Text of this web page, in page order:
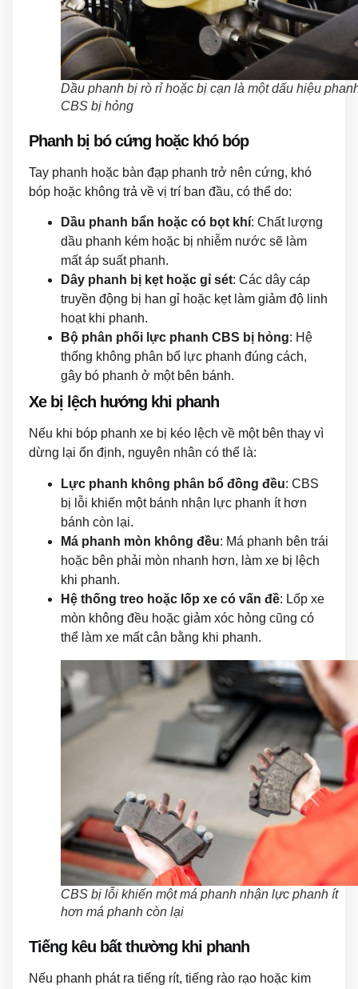
Dầu phanh bị rò rỉ hoặc bị cạn là một dấu hiệu
CBS bị hỏng
Phanh bị bó cứng hoặc khó bóp
Tay phanh hoặc bàn đạp phanh trở nên cứng, khó
bóp hoặc không trả về vị trí ban đầu, có thể do:
Dầu phanh bẩn hoặc có bọt khí: Chất lượng
dầu phanh kém hoặc bị nhiễm nước sẽ làm
mất áp suất phanh.
Dây phanh bị kẹt hoặc gỉ sét: Các dây cáp
truyền động bị han gỉ hoặc kẹt làm giảm độ linh
hoạt khi phanh.
Bộ phân phối lực phanh CBS bị hỏng: Hệ
thống không phân bổ lực phanh đúng cách,
gây bó phanh ở một bên bánh.
Xe bị lệch hướng khi phanh
Nếu khi bóp phanh xe bị kéo lệch về một bên thay vì
dừng lại ổn định, nguyên nhân có thể là:
Lực phanh không phân bổ đồng đều: CBS
bị lỗi khiến một bánh nhận lực phanh ít hơn
bánh còn lại.
Má phanh mòn không đều: Má phanh bên trái
hoặc bên phải mòn nhanh hơn, làm xe bị lệch
khi phanh.
Hệ thống treo hoặc lốp xe có vấn đề: Lốp xe
mòn không đều hoặc giảm xóc hỏng cũng có
thể làm xe mất cân bằng khi phanh.
CBS bị lỗi khiến một má phanh nhận lực phanh ít
hơn má phanh còn lại
Tiếng kêu bất thường khi phanh
Nếu phanh phát ra tiếng rít, tiếng rào rạo hoặc kim